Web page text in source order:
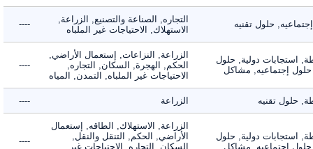
حلول تقنيه
التجاره, الصناعة والتصنيع, الزراعة,
الاستهلاك, الاحتياجات غير الملباه
----
استجابات دولية, حلول
إجتماعيه, مشاكل
الزراعة, النزاعات, إستعمال الأراضي,
الحكم, الهجرة, السكان, التجاره,
الاحتياجات غير الملباه, التمدن, المياه
----
حلول تقنيه الزراعة ----
استجابات دولية, حلول
إجتماعيه, مشاكل
الزراعة, الاستهلاك, الطاقه, إستعمال
الأراضي, الحكم, التنقل والنقل,
السكان, التجاره, الاحتياجات غير
----